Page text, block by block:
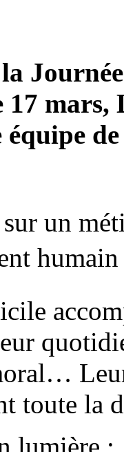
17
équipe
un
toute la